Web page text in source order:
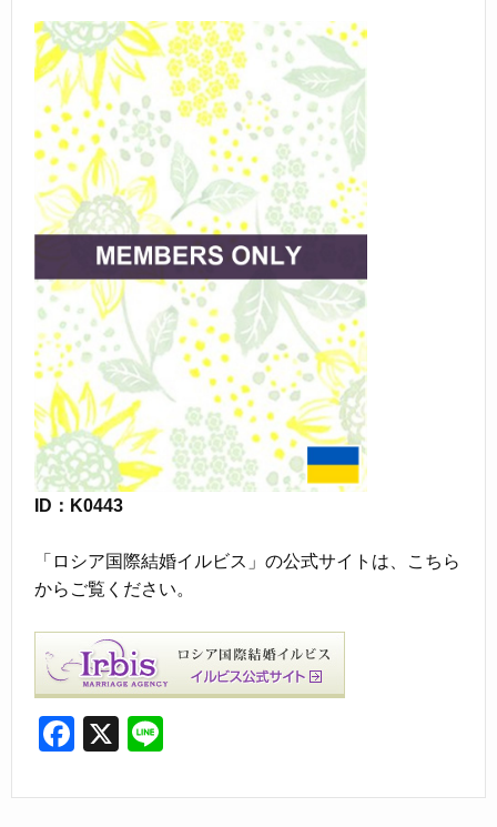
ID：K0443
「ロシア国際結婚イルビス」の公式サイトは、こちら
からご覧ください。
F
c
X
e